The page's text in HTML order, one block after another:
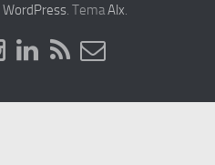
WordPress. TemaAlx.